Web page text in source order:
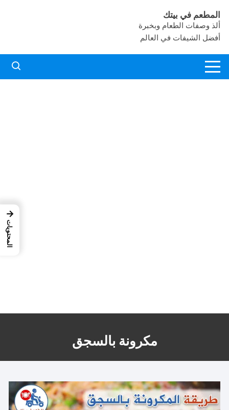
إلى
المحتوى
المطعم في بيتك
ألذ وصفات الطعام وبخبرة
أفضل الشيفات في العالم
مكرونة بالسجق
→
المحتويات